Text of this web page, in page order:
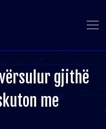
gjithë
me